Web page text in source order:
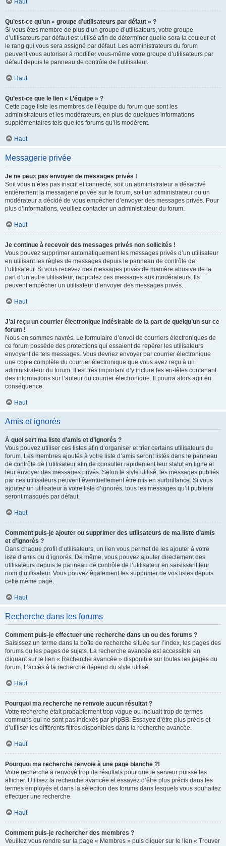
Haut
Qu’est-ce qu’un « groupe d’utilisateurs par défaut » ?
Si vous êtes membre de plus d’un groupe d’utilisateurs, votre groupe
d’utilisateurs par défaut est utilisé afin de déterminer quelle sera la couleur et
le rang qui vous sera assigné par défaut. Les administrateurs du forum
peuvent vous autoriser à modifier vous-même votre groupe d’utilisateurs par
défaut depuis le panneau de contrôle de l’utilisateur.
Haut
Qu’est-ce que le lien « L’équipe » ?
Cette page liste les membres de l’équipe du forum que sont les
administrateurs et les modérateurs, en plus de quelques informations
supplémentaires tels que les forums qu’ils modèrent.
Haut
Messagerie privée
Je ne peux pas envoyer de messages privés !
Soit vous n’êtes pas inscrit et connecté, soit un administrateur a désactivé
entièrement la messagerie privée sur le forum, soit un administrateur ou un
modérateur a décidé de vous empêcher d’envoyer des messages privés. Pour
plus d’informations, veuillez contacter un administrateur du forum.
Haut
Je continue à recevoir des messages privés non sollicités !
Vous pouvez supprimer automatiquement les messages privés d’un utilisateur
en utilisant les règles de messages depuis le panneau de contrôle de
l’utilisateur. Si vous recevez des messages privés de manière abusive de la
part d’un autre utilisateur, rapportez ces messages aux modérateurs. Ils
peuvent empêcher un utilisateur d’envoyer des messages privés.
Haut
J’ai reçu un courrier électronique indésirable de la part de quelqu’un sur ce
forum !
Nous en sommes navrés. Le formulaire d’envoi de courriers électroniques de
ce forum possède des protections qui essaient de repérer les utilisateurs
envoyant de tels messages. Vous devriez envoyer par courrier électronique
une copie complète du courrier électronique que vous avez reçu à un
administrateur du forum. Il est très important d’y inclure les en-têtes contenant
des informations sur l’auteur du courrier électronique. Il pourra alors agir en
conséquence.
Haut
Amis et ignorés
À quoi sert ma liste d’amis et d’ignorés ?
Vous pouvez utiliser ces listes afin d’organiser et trier certains utilisateurs du
forum. Les membres ajoutés à votre liste d’amis seront listés dans le panneau
de contrôle de l’utilisateur afin de consulter rapidement leur statut en ligne et
leur envoyer des messages privés. Selon le style utilisé, les messages publiés
par ces utilisateurs peuvent éventuellement être mis en surbrillance. Si vous
ajoutez un utilisateur à votre liste d’ignorés, tous les messages qu’il publiera
seront masqués par défaut.
Haut
Comment puis-je ajouter ou supprimer des utilisateurs de ma liste d’amis
et d’ignorés ?
Dans chaque profil d’utilisateurs, un lien vous permet de les ajouter à votre
liste d’amis ou d’ignorés. De même, vous pouvez ajouter directement des
utilisateurs depuis le panneau de contrôle de l’utilisateur en saisissant leur
nom d’utilisateur. Vous pouvez également les supprimer de vos listes depuis
cette même page.
Haut
Recherche dans les forums
Comment puis-je effectuer une recherche dans un ou des forums ?
Saisissez un terme dans la boîte de recherche située sur l’index, les pages des
forums ou les pages de sujets. La recherche avancée est accessible en
cliquant sur le lien « Recherche avancée » disponible sur toutes les pages du
forum. L’accès à la recherche dépend du style utilisé.
Haut
Pourquoi ma recherche ne renvoie aucun résultat ?
Votre recherche était probablement trop vague ou incluait trop de termes
communs qui ne sont pas indexés par phpBB. Essayez d’être plus précis et
d’utiliser les différents filtres disponibles dans la recherche avancée.
Haut
Pourquoi ma recherche renvoie à une page blanche ?!
Votre recherche a renvoyé trop de résultats pour que le serveur puisse les
afficher. Utilisez la recherche avancée et essayez d’être plus précis dans les
termes employés et dans la sélection des forums dans lesquels vous souhaitez
effectuer une recherche.
Haut
Comment puis-je rechercher des membres ?
Veuillez vous rendre sur la page « Membres » puis cliquer sur le lien « Trouver